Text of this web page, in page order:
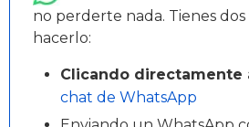
no perderte nada. Tienes
hacerlo:
Clicando directamente
chat de WhatsApp